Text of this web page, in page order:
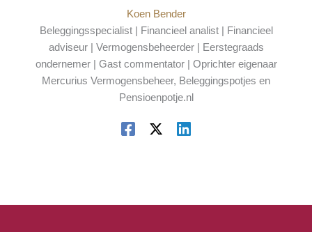
Koen Bender
Beleggingsspecialist | Financieel analist | Financieel
adviseur | Vermogensbeheerder | Eerstegraads
ondernemer | Gast commentator | Oprichter eigenaar
Mercurius Vermogensbeheer, Beleggingspotjes en
Pensioenpotje.nl